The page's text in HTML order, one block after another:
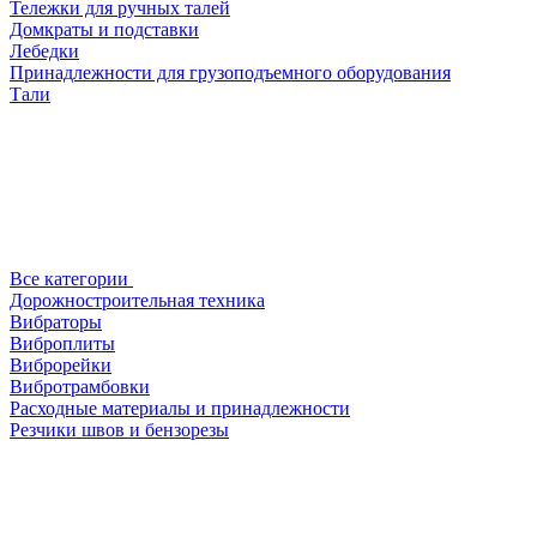
Тележки для ручных талей
Домкраты и подставки
Лебедки
Принадлежности для грузоподъемного оборудования
Тали
Все категории
Дорожностроительная техника
Вибраторы
Виброплиты
Виброрейки
Вибротрамбовки
Расходные материалы и принадлежности
Резчики швов и бензорезы